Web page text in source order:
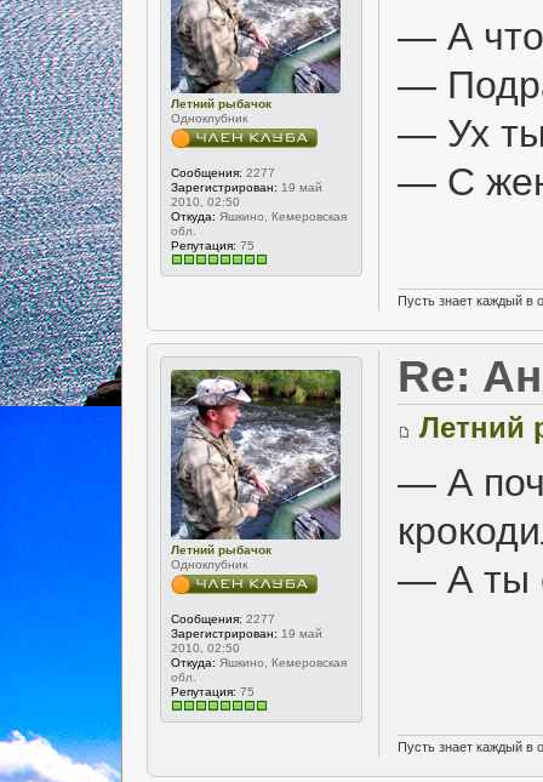
Летний рыбачок
Одноклубник
Сообщения: 2277
Зарегистрирован: 19 май
2010, 02:50
Откуда: Яшкино, Кемеровская
обл.
Репутация: 75
— А что
—
— Ух
— С
Пусть знает каждый в
Летний рыбачок
Одноклубник
Сообщения: 2277
Зарегистрирован: 19 май
2010, 02:50
Откуда: Яшкино, Кемеровская
обл.
Репутация: 75
Re:
Летний
— А
— А ты
Пусть знает каждый в